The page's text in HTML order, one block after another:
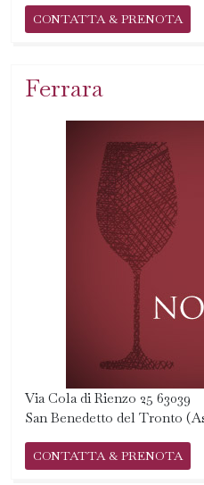
CONTATTA & PRENOTA
Ferrara
Via Cola di Rienzo 25 63039
San Benedetto del Tronto
CONTATTA & PRENOTA